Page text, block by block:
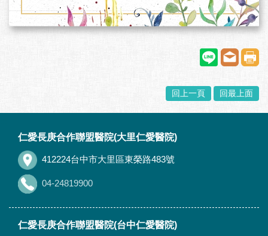
回上一頁 回最上面
仁愛長庚合作聯盟醫院(大里仁愛醫院)
412224台中市大里區東榮路483號
04-24819900
仁愛長庚合作聯盟醫院(台中仁愛醫院)